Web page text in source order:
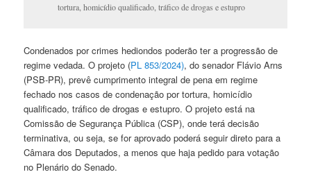
tortura, homicídio qualificado, tráfico de drogas e estupro
Condenados por crimes hediondos poderão ter a progressão de
regime vedada. O projeto (PL 853/2024), do senador Flávio Arns
(PSB-PR), prevê cumprimento integral de pena em regime
fechado nos casos de condenação por tortura, homicídio
qualificado, tráfico de drogas e estupro. O projeto está na
Comissão de Segurança Pública (CSP), onde terá decisão
terminativa, ou seja, se for aprovado poderá seguir direto para a
Câmara dos Deputados, a menos que haja pedido para votação
no Plenário do Senado.